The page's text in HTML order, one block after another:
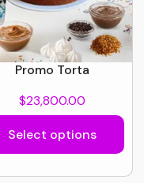
Promo Torta
$23,800.00
Select options